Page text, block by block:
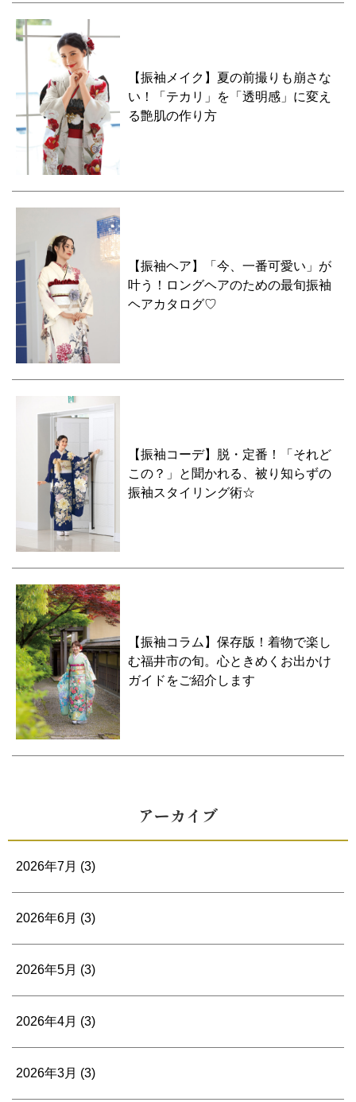
【振袖メイク】夏の前撮りも崩さな
い！「テカリ」を「透明感」に変え
る艶肌の作り方
【振袖ヘア】「今、一番可愛い」が
叶う！ロングヘアのための最旬振袖
ヘアカタログ♡
【振袖コーデ】脱・定番！「それど
この？」と聞かれる、被り知らずの
振袖スタイリング術☆
【振袖コラム】保存版！着物で楽し
む福井市の旬。心ときめくお出かけ
ガイドをご紹介します
アーカイブ
2026年7月 (3)
2026年6月 (3)
2026年5月 (3)
2026年4月 (3)
2026年3月 (3)